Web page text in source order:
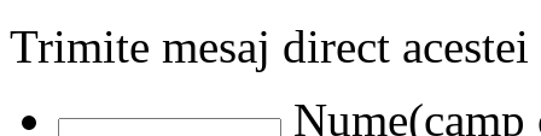
Trimite mesaj direct